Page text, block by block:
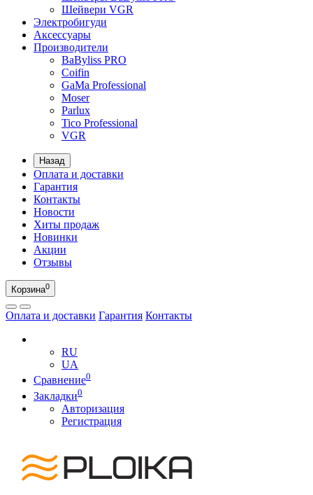
Шейвери VGR
Электробигуди
Аксессуары
Производители
BaByliss PRO
Coifin
GaMa Professional
Moser
Parlux
Tico Professional
VGR
Назад
Оплата и доставки
Гарантия
Контакты
Новости
Хиты продаж
Новинки
Акции
Отзывы
Корзина0
Оплата и доставки Гарантия Контакты
RU
UA
Сравнение0
Закладки0
Авторизация
Регистрация